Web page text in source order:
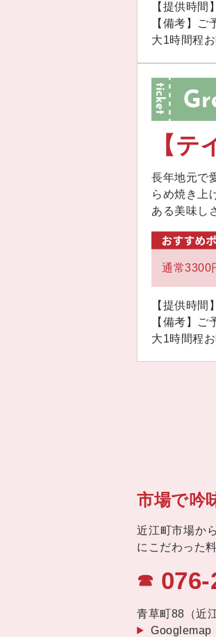
【提供時間
【備考】
大1時間程
【
長年地元で
らめ焼き上
ある美味し
通常3300
【提供時間
【備考】
大1時間程
市場で吟
近江町市場か
にこだわった
☎
青草町88（近
Googlemap